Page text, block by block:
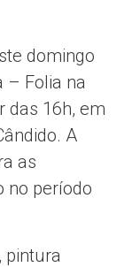
domingo
– Folia na
das 16h, em
A
as
no período
pintura